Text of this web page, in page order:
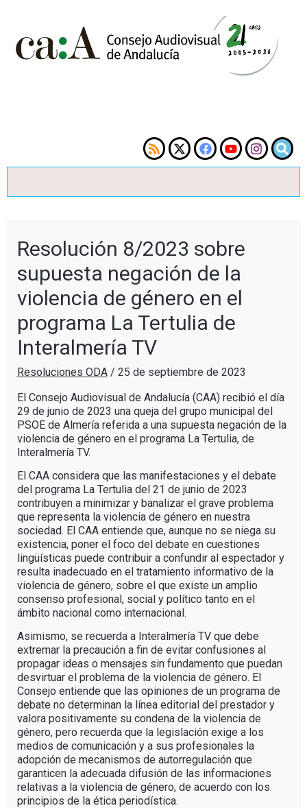
Resolución 8/2023 sobre
supuesta negación de la
violencia de género en el
programa La Tertulia de
Interalmería TV
Resoluciones ODA/ 25 de septiembre de 2023
El Consejo Audiovisual de Andalucía (CAA) recibió el día
29 de junio de 2023 una queja del grupo municipal del
PSOE de Almería referida a una supuesta negación de la
violencia de género en el programa La Tertulia, de
Interalmería TV.
El CAA considera que las manifestaciones y el debate
del programa La Tertulia del 21 de junio de 2023
contribuyen a minimizar y banalizar el grave problema
que representa la violencia de género en nuestra
sociedad. El CAA entiende que, aunque no se niega su
existencia, poner el foco del debate en cuestiones
lingüísticas puede contribuir a confundir al espectador y
resulta inadecuado en el tratamiento informativo de la
violencia de género, sobre el que existe un amplio
consenso profesional, social y político tanto en el
ámbito nacional como internacional.
Asimismo, se recuerda a Interalmería TV que debe
extremar la precaución a fin de evitar confusiones al
propagar ideas o mensajes sin fundamento que puedan
desvirtuar el problema de la violencia de género. El
Consejo entiende que las opiniones de un programa de
debate no determinan la línea editorial del prestador y
valora positivamente su condena de la violencia de
género, pero recuerda que la legislación exige a los
medios de comunicación y a sus profesionales la
adopción de mecanismos de autorregulación que
garanticen la adecuada difusión de las informaciones
relativas a la violencia de género, de acuerdo con los
principios de la ética periodística.